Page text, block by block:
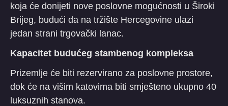
koja će donijeti nove poslovne mogućnosti u Široki
Brijeg, budući da na tržište Hercegovine ulazi
jedan strani trgovački lanac.
Kapacitet budućeg stambenog kompleksa
Prizemlje će biti rezervirano za poslovne prostore,
dok će na višim katovima biti smješteno ukupno 40
luksuznih stanova.